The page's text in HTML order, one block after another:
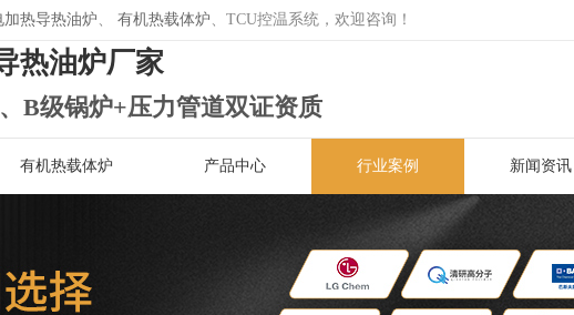
加热导热油炉、 有机热载体炉 、TCU控温系统，欢迎咨询！
热油炉厂家
B级锅炉+压力管道双证资质
有机热载体炉 产品中心 行业案例 新闻资讯